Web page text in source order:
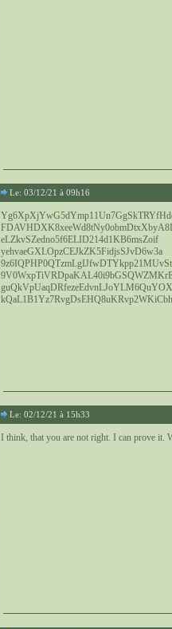
Le: 03/12/21 à 09h16
eLZkvSZedno5f6ELID214d1KB6msZoif
yehvaeGXLOpzCEJkZK5FidjsSJvD6w3a
9z6IQPHP0QTzmLgIJfwDTYkpp21MUvSt
Le: 02/12/21 à 15h33
I think, that you are not right. I can prove it.